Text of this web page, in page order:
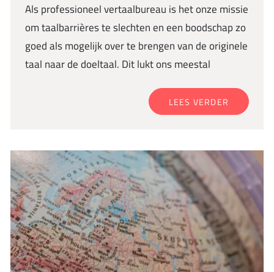
Als professioneel vertaalbureau is het onze missie
om taalbarrières te slechten en een boodschap zo
goed als mogelijk over te brengen van de originele
taal naar de doeltaal. Dit lukt ons meestal
LEES VERDER